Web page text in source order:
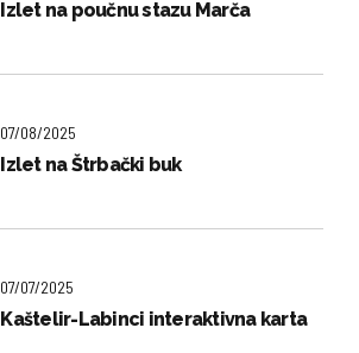
Izlet na poučnu stazu Marča
07/08/2025
Izlet na Štrbački buk
07/07/2025
Kaštelir-Labinci interaktivna karta